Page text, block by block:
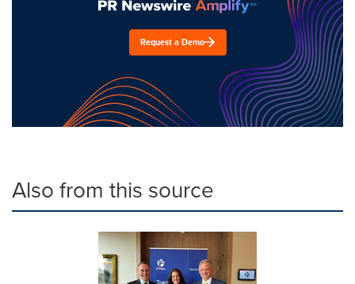
Request a Demo
Also from this source